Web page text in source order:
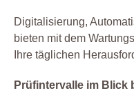
Digitalisierung,
bieten mit dem
Ihre täglichen
Prüfintervalle im Blick